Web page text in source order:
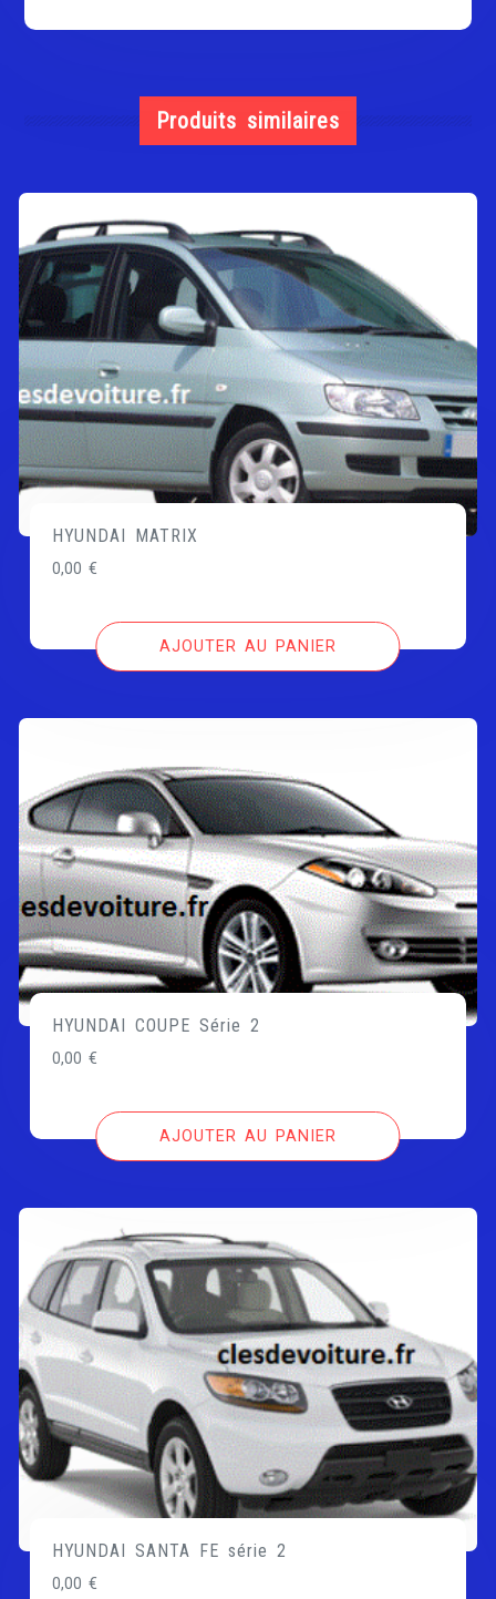
Produits similaires
HYUNDAI MATRIX
0,00€
AJOUTER AU PANIER
HYUNDAI COUPE Série 2
0,00€
AJOUTER AU PANIER
HYUNDAI SANTA FE série 2
0,00€